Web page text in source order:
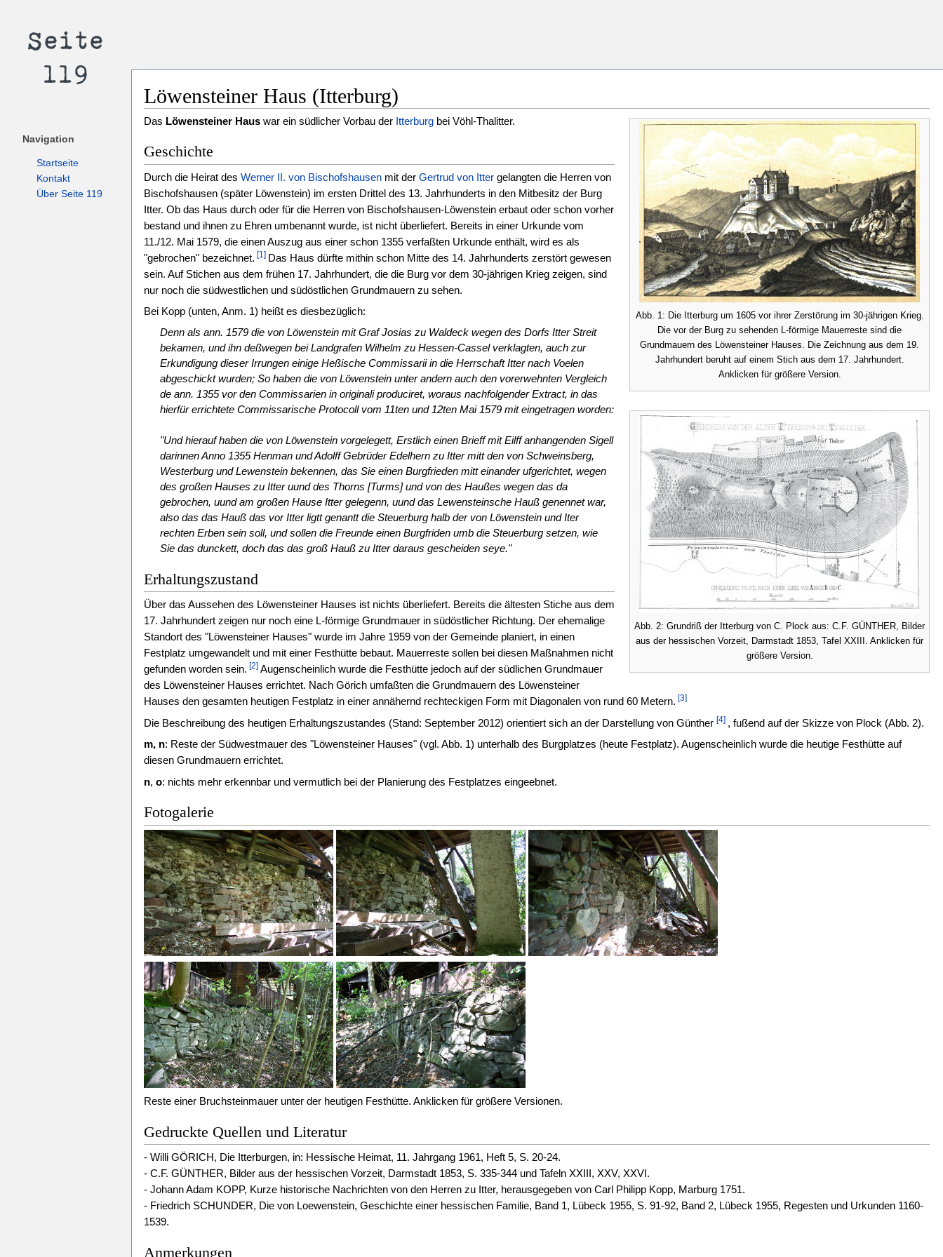
Löwensteiner Haus (Itterburg)
Abb. 1: Die Itterburg um 1605 vor ihrer Zerstörung im 30-jährigen Krieg.
Die vor der Burg zu sehenden L-förmige Mauerreste sind die
Grundmauern des Löwensteiner Hauses. Die Zeichnung aus dem 19.
Jahrhundert beruht auf einem Stich aus dem 17. Jahrhundert.
Anklicken für größere Version.
Das Löwensteiner Haus war ein südlicher Vorbau der Itterburg bei Vöhl-Thalitter.
Geschichte
Abb. 2: Grundriß der Itterburg von C. Plock aus: C.F. GÜNTHER, Bilder
aus der hessischen Vorzeit, Darmstadt 1853, Tafel XXIII. Anklicken für
größere Version.
Durch die Heirat desWerner II. von Bischofshausen mit derGertrud von Itter gelangten die Herren von
Bischofshausen (später Löwenstein) im ersten Drittel des 13. Jahrhunderts in den Mitbesitz der Burg
Itter. Ob das Haus durch oder für die Herren von Bischofshausen-Löwenstein erbaut oder schon vorher
bestand und ihnen zu Ehren umbenannt wurde, ist nicht überliefert. Bereits in einer Urkunde vom
11./12. Mai 1579, die einen Auszug aus einer schon 1355 verfaßten Urkunde enthält, wird es als
"gebrochen" bezeichnet. [1] Das Haus dürfte mithin schon Mitte des 14. Jahrhunderts zerstört gewesen
sein. Auf Stichen aus dem frühen 17. Jahrhundert, die die Burg vor dem 30-jährigen Krieg zeigen, sind
nur noch die südwestlichen und südöstlichen Grundmauern zu sehen.
Bei Kopp (unten, Anm. 1) heißt es diesbezüglich:
Denn als ann. 1579 die von Löwenstein mit Graf Josias zu Waldeck wegen des Dorfs Itter Streit
bekamen, und ihn deßwegen bei Landgrafen Wilhelm zu Hessen-Cassel verklagten, auch zur
Erkundigung dieser Irrungen einige Heßische Commissarii in die Herrschaft Itter nach Voelen
abgeschickt wurden; So haben die von Löwenstein unter andern auch den vorerwehnten Vergleich
de ann. 1355 vor den Commissarien in originali produciret, woraus nachfolgender Extract, in das
hierfür errichtete Commissarische Protocoll vom 11ten und 12ten Mai 1579 mit eingetragen worden:
"Und hierauf haben die von Löwenstein vorgelegett, Erstlich einen Brieff mit Eilff anhangenden Sigell
darinnen Anno 1355 Henman und Adolff Gebrüder Edelhern zu Itter mitt den von Schweinsberg,
Westerburg und Lewenstein bekennen, das Sie einen Burgfrieden mitt einander ufgerichtet, wegen
des großen Hauses zu Itter uund des Thorns [Turms] und von des Haußes wegen das da
gebrochen, uund am großen Hause Itter gelegenn, uund das Lewensteinsche Hauß genennet war,
also das das Hauß das vor Itter ligtt genantt die Steuerburg halb der von Löwenstein und Iter
rechten Erben sein soll, und sollen die Freunde einen Burgfriden umb die Steuerburg setzen, wie
Sie das dunckett, doch das das groß Hauß zu Itter daraus gescheiden seye."
Erhaltungszustand
Über das Aussehen des Löwensteiner Hauses ist nichts überliefert. Bereits die ältesten Stiche aus dem
17. Jahrhundert zeigen nur noch eine L-förmige Grundmauer in südöstlicher Richtung. Der ehemalige
Standort des "Löwensteiner Hauses" wurde im Jahre 1959 von der Gemeinde planiert, in einen
Festplatz umgewandelt und mit einer Festhütte bebaut. Mauerreste sollen bei diesen Maßnahmen nicht
gefunden worden sein. [2] Augenscheinlich wurde die Festhütte jedoch auf der südlichen Grundmauer
des Löwensteiner Hauses errichtet. Nach Görich umfaßten die Grundmauern des Löwensteiner
Hauses den gesamten heutigen Festplatz in einer annähernd rechteckigen Form mit Diagonalen von rund 60 Metern. [3]
Die Beschreibung des heutigen Erhaltungszustandes (Stand: September 2012) orientiert sich an der Darstellung von Günther[4] , fußend auf der Skizze von Plock (Abb. 2).
m, n: Reste der Südwestmauer des "Löwensteiner Hauses" (vgl. Abb. 1) unterhalb des Burgplatzes (heute Festplatz). Augenscheinlich wurde die heutige Festhütte auf
diesen Grundmauern errichtet.
n,o: nichts mehr erkennbar und vermutlich bei der Planierung des Festplatzes eingeebnet.
Fotogalerie
Reste einer Bruchsteinmauer unter der heutigen Festhütte. Anklicken für größere Versionen.
Gedruckte Quellen und Literatur
- Willi GÖRICH, Die Itterburgen, in: Hessische Heimat, 11. Jahrgang 1961, Heft 5, S. 20-24.
- C.F. GÜNTHER, Bilder aus der hessischen Vorzeit, Darmstadt 1853, S. 335-344 und Tafeln XXIII, XXV, XXVI.
- Johann Adam KOPP, Kurze historische Nachrichten von den Herren zu Itter, herausgegeben von Carl Philipp Kopp, Marburg 1751.
- Friedrich SCHUNDER, Die von Loewenstein, Geschichte einer hessischen Familie, Band 1, Lübeck 1955, S. 91-92, Band 2, Lübeck 1955, Regesten und Urkunden 1160-
1539.
Anmerkungen
Navigation
Startseite
Kontakt
Über Seite 119